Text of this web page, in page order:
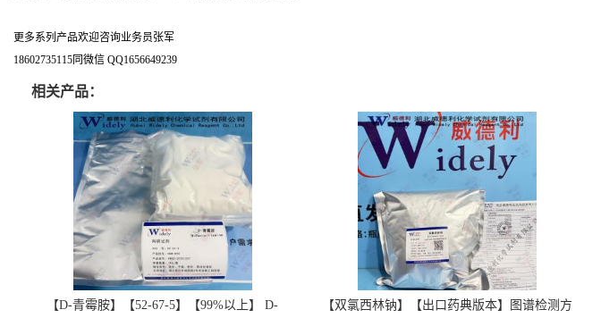
更多系列产品欢迎咨询业务员张军
18602735115同微信 QQ1656649239
相关产品：
【D-青霉胺】【52-67-5】【99%以上】 D- 【双氯西林钠】【出口药典版本】图谱检测方